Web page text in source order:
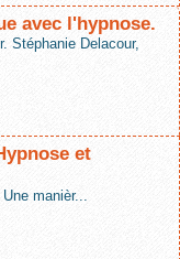
avec l'hypnose.
Stéphanie Delacour,
et
manièr...